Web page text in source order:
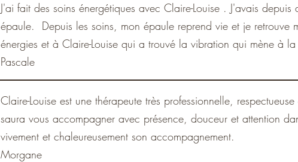
J'ai fait des soins énergétiques avec Claire-Louise . J'avais
épaule. Depuis les soins, mon épaule reprend vie et je
énergies et à Claire-Louise qui a trouvé la vibration qui mène à
Pascale
Claire-Louise est une thérapeute très professionnelle,
saura vous accompagner avec présence, douceur et attention
vivement et chaleureusement son accompagnement.
Morgane